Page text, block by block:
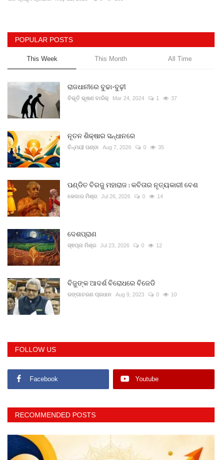
ଆଜିର ଖବର
ସଂସ୍କୃତି
ଭିଡିଓ
POPULAR POSTS
This Week This Month All Time
ରାଜଧାନୀରେ ବୁଢା-ବୁଢ଼ୀ
ବିଭୂତି ଭୂଷଣ ବାରିକ୍ Mar 24, 2024 1 37
ନୂତନ ଶିକ୍ଷାର ସନ୍ଧାନରେ
ଚିନ୍ମୟୀ ପଣ୍ଡା Aug 7, 2026 0 35
ପଣ୍ଡିତ ବିରଜୁ ମହାରାଜ : କବିତାର ନୃତ୍ୟକାରୀ ବେଶ
କେଦାର ମିଶ୍ର Jul 26, 2026 0 14
ଦେଶପ୍ରାଣ
ସ୍ଵପ୍ନା ମିଶ୍ର Jul 23, 2026 0 12
ବିଜୁଙ୍କ ଆଦର୍ଶ ବିରୋଧରେ ବିଜେଡି
ରଙ୍ଗାଚରଣ ପ୍ରଧାନ Aug 9, 2023 0 10
FOLLOW US
Facebook Youtube
RECOMMENDED POSTS